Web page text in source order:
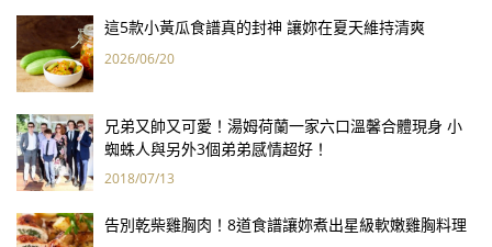
這5款小黃瓜食譜真的封神 讓妳在夏天維持清爽
2026/06/20
兄弟又帥又可愛！湯姆荷蘭一家六口溫馨合體現身 小
蜘蛛人與另外3個弟弟感情超好！
2018/07/13
告別乾柴雞胸肉！8道食譜讓妳煮出星級軟嫩雞胸料理